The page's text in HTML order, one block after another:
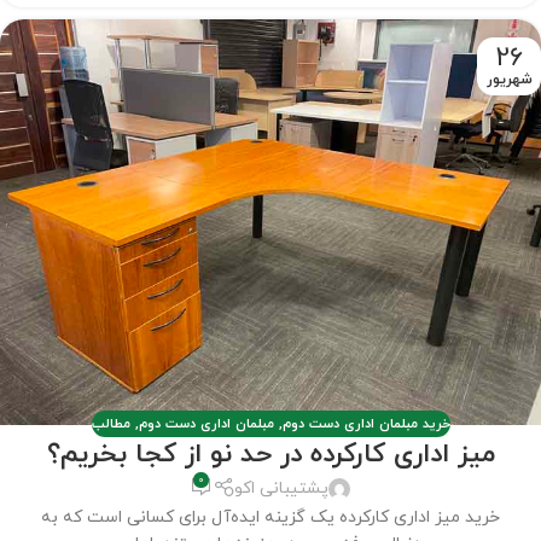
26
شهریور
خرید مبلمان اداری دست دوم,مبلمان اداری دست دوم,مطالب
میز اداری کارکرده در حد نو از کجا بخریم؟
پشتیبانی اکو 0
خرید میز اداری کارکرده یک گزینه ایده‌آل برای کسانی است که به